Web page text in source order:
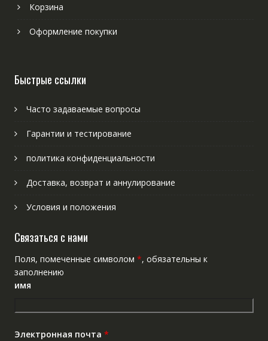
Корзина
Оформление покупки
Быстрые ссылки
Часто задаваемые вопросы
Гарантии и тестирование
политика конфиденциальности
Доставка, возврат и аннулирование
Условия и положения
Связаться с нами
Поля, помеченные символом *, обязательны к
заполнению
имя
Электронная почта *